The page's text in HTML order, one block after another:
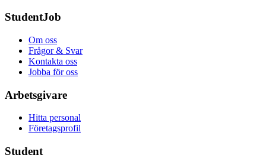
StudentJob
Om oss
Frågor & Svar
Kontakta oss
Jobba för oss
Arbetsgivare
Hitta personal
Företagsprofil
Student